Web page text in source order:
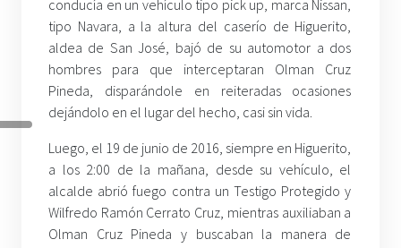
conducía en un vehículo tipo pick up, marca Nissan,
tipo Navara, a la altura del caserío de Higuerito,
aldea de San José, bajó de su automotor a dos
hombres para que interceptaran Olman Cruz
Pineda, disparándole en reiteradas ocasiones
dejándolo en el lugar del hecho, casi sin vida.
Luego, el 19 de junio de 2016, siempre en Higuerito,
a los 2:00 de la mañana, desde su vehículo, el
alcalde abrió fuego contra un Testigo Protegido y
Wilfredo Ramón Cerrato Cruz, mientras auxiliaban a
Olman Cruz Pineda y buscaban la manera de